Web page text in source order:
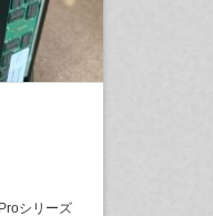
シリーズ